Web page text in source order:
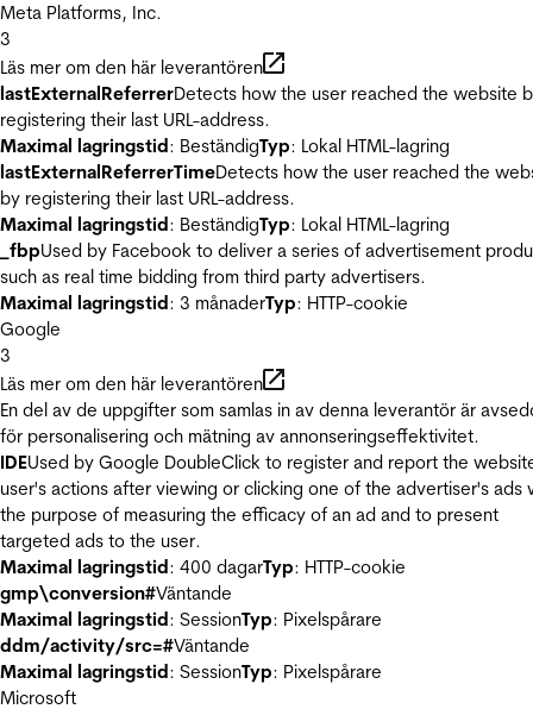
Meta Platforms, Inc.
3
Läs mer om den här leverantören
lastExternalReferrerDetects how the user reached the website
registering their last URL-address.
Maximal lagringstid: BeständigTyp: Lokal HTML-lagring
lastExternalReferrerTimeDetects how the user reached the
by registering their last URL-address.
Maximal lagringstid: BeständigTyp: Lokal HTML-lagring
_fbpUsed by Facebook to deliver a series of advertisement
such as real time bidding from third party advertisers.
Maximal lagringstid: 3 månaderTyp: HTTP-cookie
Google
3
Läs mer om den här leverantören
En del av de uppgifter som samlas in av denna leverantör är
för personalisering och mätning av annonseringseffektivitet.
IDEUsed by Google DoubleClick to register and report the
user's actions after viewing or clicking one of the advertiser's ads
the purpose of measuring the efficacy of an ad and to present
targeted ads to the user.
Maximal lagringstid: 400 dagarTyp: HTTP-cookie
gmp\conversion#Väntande
Maximal lagringstid: SessionTyp: Pixelspårare
ddm/activity/src=#Väntande
Maximal lagringstid: SessionTyp: Pixelspårare
Microsoft